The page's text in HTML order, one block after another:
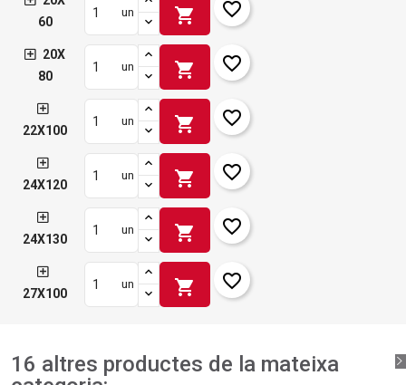
60
un shopping_cart favorite_border
20X
80
un shopping_cart favorite_border
22X100
un shopping_cart favorite_border
24X120
un shopping_cart favorite_border
24X130
un shopping_cart favorite_border
27X100
un shopping_cart favorite_border
16 altres productes de la mateixa